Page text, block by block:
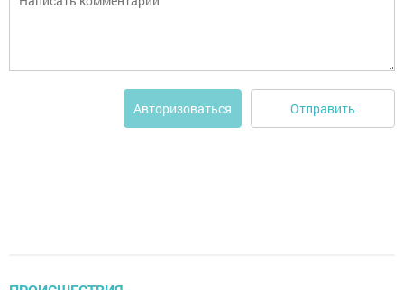
Авторизоваться Отправить